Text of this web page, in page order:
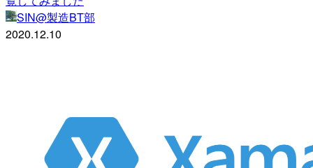
SIN@製造BT部
2020.12.10